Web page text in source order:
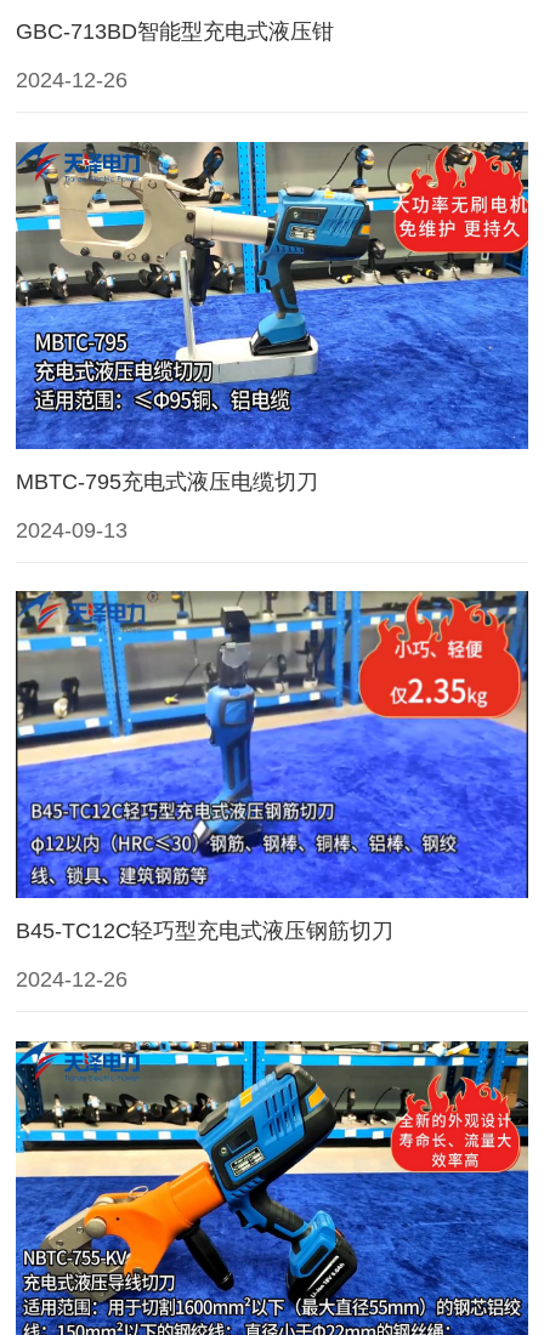
GBC-713BD智能型充电式液压钳
2024-12-26
MBTC-795充电式液压电缆切刀
2024-09-13
B45-TC12C轻巧型充电式液压钢筋切刀
2024-12-26